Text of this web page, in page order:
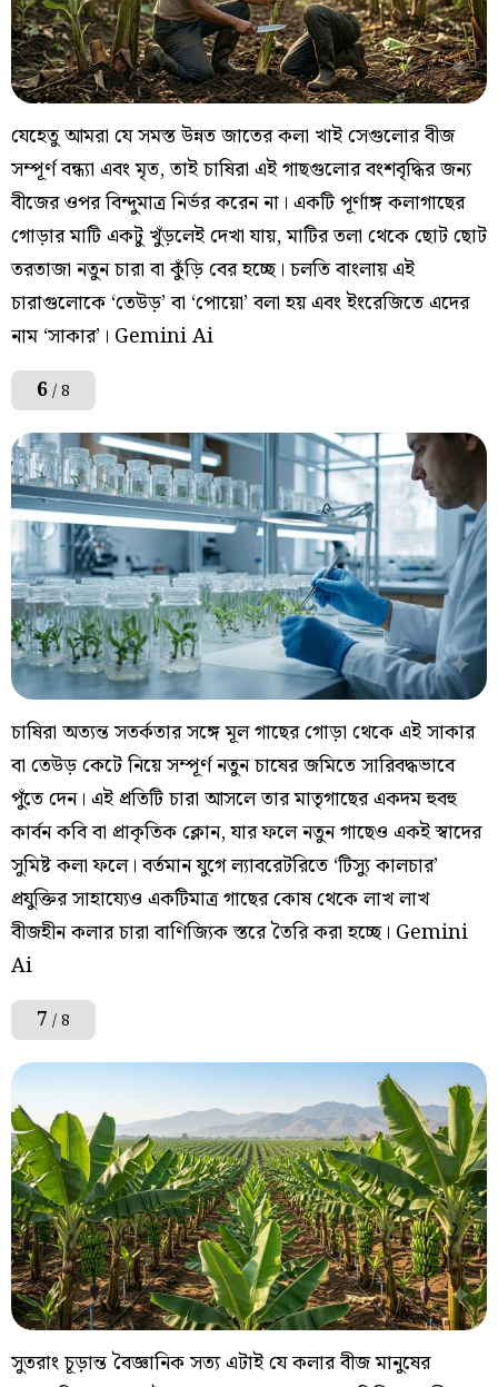
যেহেতু আমরা যে সমস্ত উন্নত জাতের কলা খাই সেগুলোর বীজ
সম্পূর্ণ বন্ধ্যা এবং মৃত, তাই চাষিরা এই গাছগুলোর বংশবৃদ্ধির জন্য
বীজের ওপর বিন্দুমাত্র নির্ভর করেন না। একটি পূর্ণাঙ্গ কলাগাছের
গোড়ার মাটি একটু খুঁড়লেই দেখা যায়, মাটির তলা থেকে ছোট ছোট
তরতাজা নতুন চারা বা কুঁড়ি বের হচ্ছে। চলতি বাংলায় এই
চারাগুলোকে ‘তেউড়’ বা ‘পোয়ো’ বলা হয় এবং ইংরেজিতে এদের
নাম ‘সাকার’। Gemini Ai
6/ 8
চাষিরা অত্যন্ত সতর্কতার সঙ্গে মূল গাছের গোড়া থেকে এই সাকার
বা তেউড় কেটে নিয়ে সম্পূর্ণ নতুন চাষের জমিতে সারিবদ্ধভাবে
পুঁতে দেন। এই প্রতিটি চারা আসলে তার মাতৃগাছের একদম হুবহু
কার্বন কবি বা প্রাকৃতিক ক্লোন, যার ফলে নতুন গাছেও একই স্বাদের
সুমিষ্ট কলা ফলে। বর্তমান যুগে ল্যাবরেটরিতে ‘টিস্যু কালচার’
প্রযুক্তির সাহায্যেও একটিমাত্র গাছের কোষ থেকে লাখ লাখ
বীজহীন কলার চারা বাণিজ্যিক স্তরে তৈরি করা হচ্ছে। Gemini
Ai
7 / 8
সুতরাং চূড়ান্ত বৈজ্ঞানিক সত্য এটাই যে কলার বীজ মানুষের